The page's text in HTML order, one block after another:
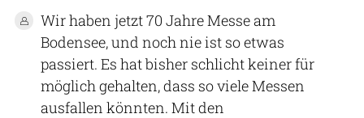
Wir haben jetzt 70 Jahre Messe am
Bodensee, und noch nie ist so etwas
passiert. Es hat bisher schlicht keiner für
möglich gehalten, dass so viele Messen
ausfallen könnten. Mit den